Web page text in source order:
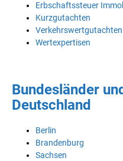
Erbschaftssteuer
Kurzgutachten
Verkehrswertgutachten
Wertexpertisen
Bundesländer
Deutschland
Berlin
Brandenburg
Sachsen